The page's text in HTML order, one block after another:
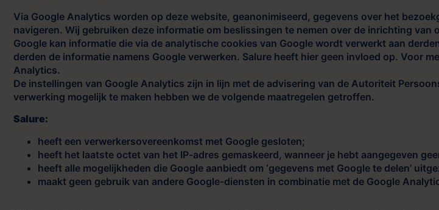
Via Google Analytics worden op deze website, geanonimiseerd, gegevens over het
navigeren. Wij gebruiken deze informatie om beslissingen te nemen over de inrichting
Google kan informatie die via de analytische cookies van Google wordt verwerkt aan
derden de informatie namens Google verwerken. Salure heeft hier geen invloed op. Voor
Analytics.
De instellingen van Google Analytics zijn in lijn met de advisering van de Autoriteit
verwerking mogelijk te maken hebben we de volgende maatregelen getroffen.
Salure:
heeft een verwerkersovereenkomst met Google gesloten;
heeft het laatste octet van het IP-adres gemaskeerd, wanneer je hebt aangegeven
heeft alle mogelijkheden die Google aanbiedt om ‘gegevens met Google te delen’
maakt geen gebruik van andere Google-diensten in combinatie met de Google